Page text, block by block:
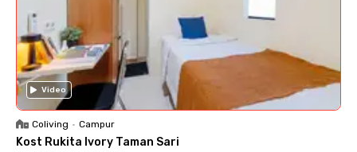
Video
Coliving • Campur
Kost Rukita Ivory Taman Sari